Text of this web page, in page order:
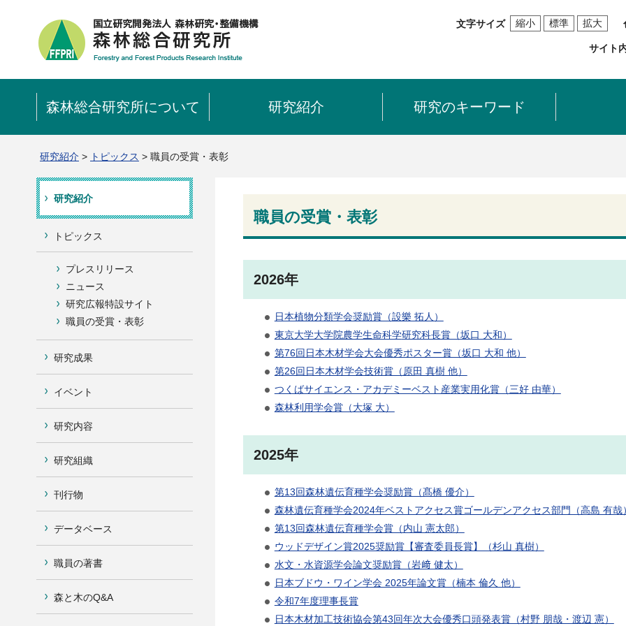
文字サイズ 縮小 標準 拡大
サイト
森林総合研究所について 研究紹介 研究のキーワード
研究紹介 > トピックス > 職員の受賞・表彰
研究紹介
トピックス
プレスリリース
ニュース
研究広報特設サイト
職員の受賞・表彰
研究成果
イベント
研究内容
研究組織
刊行物
データベース
職員の著書
森と木のQ&A
職員の受賞・表彰
2026年
日本植物分類学会奨励賞（設樂 拓人）
東京大学大学院農学生命科学研究科長賞（坂口 大和）
第76回日本木材学会大会優秀ポスター賞（坂口 大和 他）
第26回日本木材学会技術賞（原田 真樹 他）
つくばサイエンス・アカデミーベスト産業実用化賞（三好 由華）
森林利用学会賞（大塚 大）
2025年
第13回森林遺伝育種学会奨励賞（髙橋 優介）
森林遺伝育種学会2024年ベストアクセス賞ゴールデンアクセス部門（高島 有哉
第13回森林遺伝育種学会賞（内山 憲太郎）
ウッドデザイン賞2025奨励賞【審査委員長賞】（杉山 真樹）
水文・水資源学会論文奨励賞（岩﨑 健太）
日本ブドウ・ワイン学会 2025年論文賞（楠本 倫久 他）
令和7年度理事長賞
日本木材加工技術協会第43回年次大会優秀口頭発表賞（村野 朋哉・渡辺 憲）